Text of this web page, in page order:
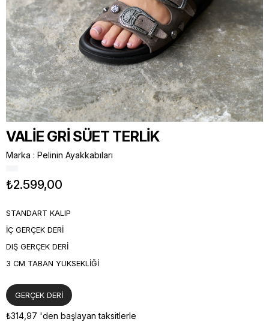
VALİE GRİ SÜET TERLİK
Marka : Pelinin Ayakkabıları
₺2.599,00
STANDART KALIP
İÇ GERÇEK DERİ
DIŞ GERÇEK DERİ
3 CM TABAN YUKSEKLİĞİ
GERÇEK DERİ
₺314,97 'den başlayan taksitlerle